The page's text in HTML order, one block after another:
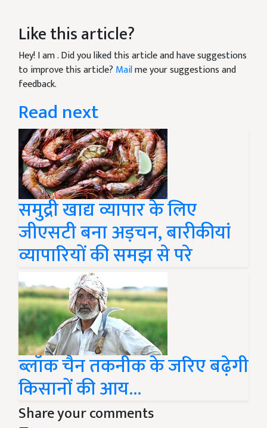
Like this article?
Hey! I am. Did you liked this article and have suggestions
to improve this article? Mailme your suggestions and
feedback.
Read next
समुद्री खाद्य व्यापार के लिए
जीएसटी बना अड़चन, बारीकीयां
व्यापारियों की समझ से परे
ब्लॉक चैन तकनीक के जरिए बढ़ेगी
किसानों की आय...
Share your comments